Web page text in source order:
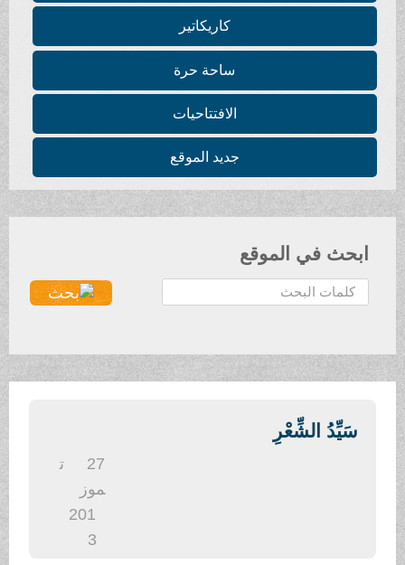
كاريكاتير
ساحة حرة
الافتتاحيات
جديد الموقع
ابحث في الموقع
ح
ث
سَيِّدُ الشِّعْرِ
موز
201